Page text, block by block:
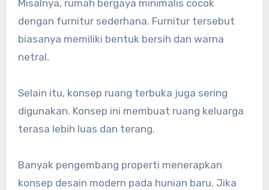
Misalnya, rumah bergaya minimalis cocok
dengan furnitur sederhana. Furnitur tersebut
biasanya memiliki bentuk bersih dan warna
netral.
Selain itu, konsep ruang terbuka juga sering
digunakan. Konsep ini membuat ruang keluarga
terasa lebih luas dan terang.
Banyak pengembang properti menerapkan
konsep desain modern pada hunian baru. Jika